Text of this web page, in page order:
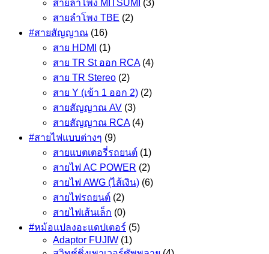
สายลำโพง MITSUMI
(3)
สายลำโพง TBE (2)
#สายสัญญาณ (16)
สาย HDMI
(1)
สาย TR St ออก RCA (4)
สาย TR Stereo (2)
สาย Y (เข้า 1 ออก 2) (2)
สายสัญญาณ AV (3)
สายสัญญาณ RCA (4)
#สายไฟแบบต่างๆ (9)
สายแบตเตอรี่รถยนต์ (1)
สายไฟ AC POWER (2)
สายไฟ AWG (ไส้เงิน) (6)
สายไฟรถยนต์ (2)
สายไฟเส้นเล็ก (0)
#หม้อแปลงอะแดปเตอร์ (5)
Adaptor FUJIW (1)